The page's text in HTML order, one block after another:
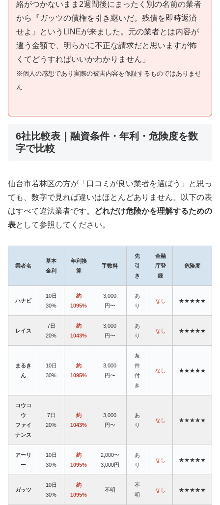
絡がつかないまま2週間後にまったく別の名前の業者
から『ガッツの債権を引き継いだ。残債を即時返済
せよ』というLINEが来ました。元の業者とは内容が
違う金額で、明らかに不正な請求だと思いますが怖
くてどうすればいいかわかりません」
※個人の感想であり実際の被害内容を保証するものではありませ
ん
6社比較表｜融資条件・年利・危険度を数
字で比較
仙台市若林区の方が「口コミが良い業者を選ぼう」と思っ
ても、数字で見れば違いはほとんどありません。以下の表
はすべて違法業者です。
どれだけ危険かを理解するための
表として参照してください。
業者名
基本
金利
年利換
算
手数料
先
引
き
金融
庁登
録
危険度
ハナビ
10日
30%
約
1095%
3,000
円〜
あ
り
なし ★★★★★
レイス
7日
20%
約
1043%
3,000
円〜
あ
り
なし ★★★★★
まるき
ん
10日
30%
約
1095%
3,000
円〜
条
件
付
き
なし ★★★★★
コウコ
ウ
ファイ
ナンス
7日
20%
約
1043%
3,000
円〜
あ
り
なし ★★★★★
アーリ
ー
10日
30%
約
1095%
2,000〜
3,000円
あ
り
なし ★★★★★
ガッツ
10日
30%
約
1095%
不明
不
明
なし ★★★★★